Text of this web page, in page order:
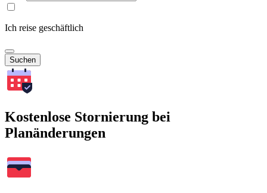
Ich reise geschäftlich
Suchen
Kostenlose Stornierung bei
Planänderungen